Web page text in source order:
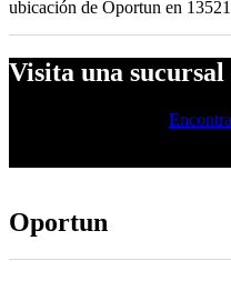
ubicación de Oportun en
Visita una
Oportun